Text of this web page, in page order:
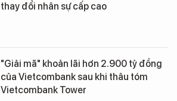
thay đổi nhân sự cấp cao
"Giải mã" khoản lãi hơn 2.900 tỷ đồng
của Vietcombank sau khi thâu tóm
Vietcombank Tower